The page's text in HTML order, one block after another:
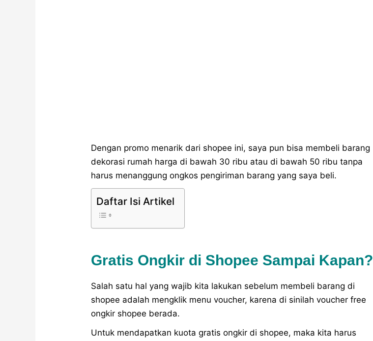
Dengan promo menarik dari shopee ini, saya pun bisa membeli barang
dekorasi rumah harga di bawah 30 ribu atau di bawah 50 ribu tanpa
harus menanggung ongkos pengiriman barang yang saya beli.
Daftar Isi Artikel
Gratis Ongkir di Shopee Sampai Kapan?
Salah satu hal yang wajib kita lakukan sebelum membeli barang di
shopee adalah mengklik menu voucher, karena di sinilah voucher free
ongkir shopee berada.
Untuk mendapatkan kuota gratis ongkir di shopee, maka kita harus